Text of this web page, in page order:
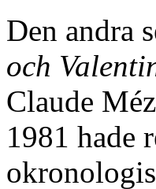
Den andra
och
Claude
1981 hade